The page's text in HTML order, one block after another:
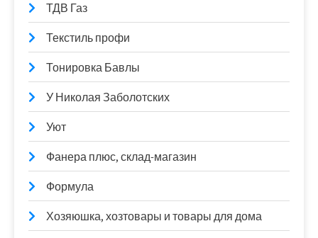
ТДВ Газ
Текстиль профи
Тонировка Бавлы
У Николая Заболотских
Уют
Фанера плюс, склад-магазин
Формула
Хозяюшка, хозтовары и товары для дома